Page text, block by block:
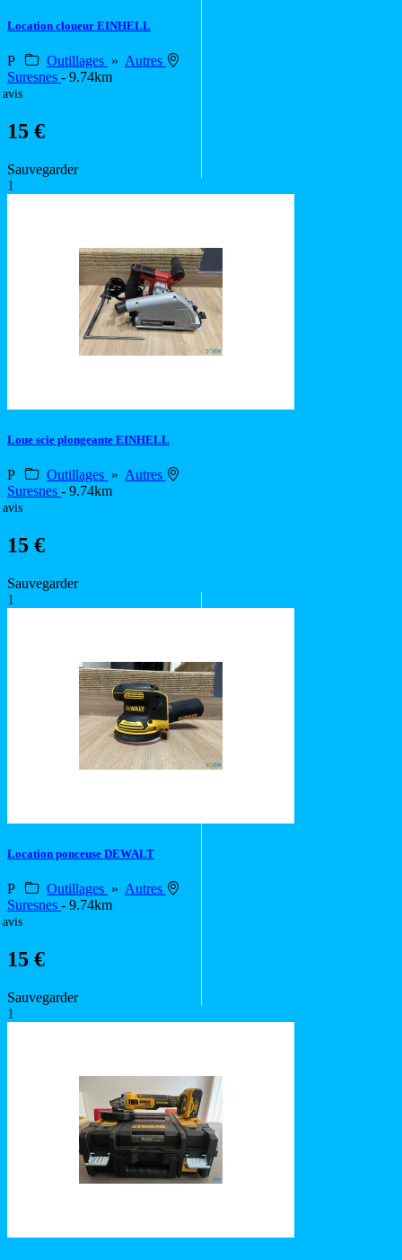
Location cloueur EINHELL
P Outillages » Autres
Suresnes - 9.74km
avis
15 €
Sauvegarder
1
Loue scie plongeante EINHELL
P Outillages » Autres
Suresnes - 9.74km
avis
15 €
Sauvegarder
1
Location ponceuse DEWALT
P Outillages » Autres
Suresnes - 9.74km
avis
15 €
Sauvegarder
1